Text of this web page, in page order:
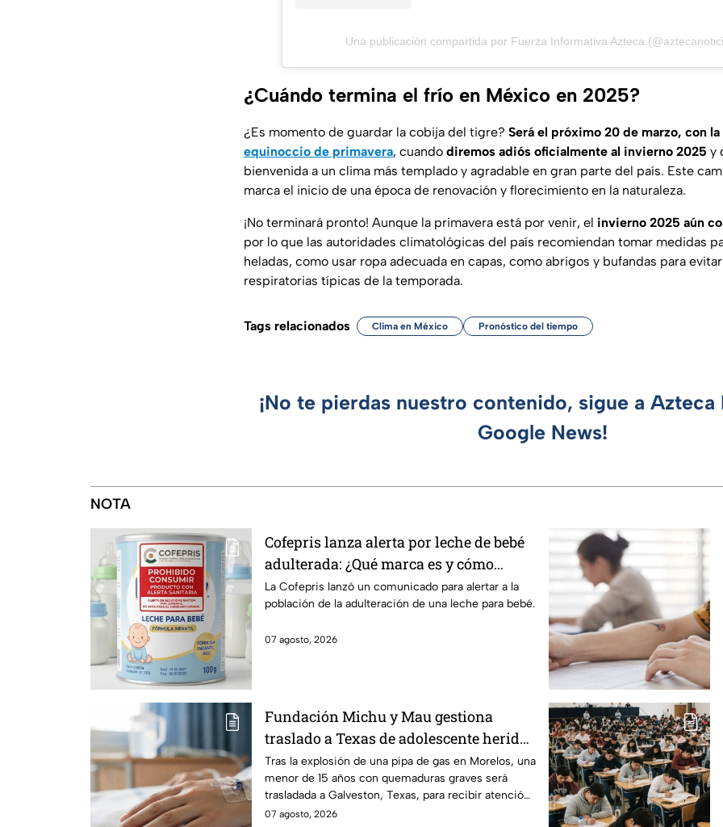
Una publicación compartida por Fuerza Informativa Azteca
¿Cuándo termina el frío en México en 2025?
¿Es momento de guardar la cobija del tigre? Será el próximo 20 de marzo, con
equinoccio de primavera, cuando diremos adiós oficialmente al invierno 2025 y
bienvenida a un clima más templado y agradable en gran parte del país. Este
marca el inicio de una época de renovación y florecimiento en la naturaleza.
¡No terminará pronto! Aunque la primavera está por venir, el invierno 2025 aún
por lo que las autoridades climatológicas del país recomiendan tomar medidas
heladas, como usar ropa adecuada en capas, como abrigos y bufandas para
respiratorias típicas de la temporada.
Tags relacionados Clima en México Pronóstico del tiempo
¡No te pierdas nuestro contenido, sigue a
Google News!
NOTA
Cofepris lanza alerta por leche de bebé
adulterada: ¿Qué marca es y cómo
identificarla?
La Cofepris lanzó un comunicado para alertar a la
población de la adulteración de una leche para bebé.
07 agosto, 2026
Fundación Michu y Mau gestiona
traslado a Texas de adolescente herida
en explosión de una pipa de gas en
Morelos
Tras la explosión de una pipa de gas en Morelos, una
menor de 15 años con quemaduras graves será
trasladada a Galveston, Texas, para recibir atención
urgente.
07 agosto, 2026